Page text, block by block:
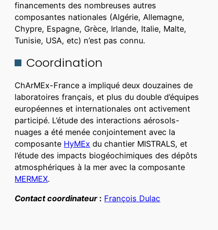
financements des nombreuses autres
composantes nationales (Algérie, Allemagne,
Chypre, Espagne, Grèce, Irlande, Italie, Malte,
Tunisie, USA, etc) n’est pas connu.
Coordination
ChArMEx-France a impliqué deux douzaines de
laboratoires français, et plus du double d’équipes
européennes et internationales ont activement
participé. L’étude des interactions aérosols-
nuages a été menée conjointement avec la
composante HyMEx du chantier MISTRALS, et
l’étude des impacts biogéochimiques des dépôts
atmosphériques à la mer avec la composante
MERMEX.
Contact coordinateur : François Dulac